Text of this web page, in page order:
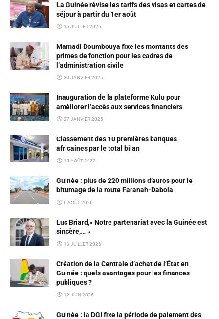
La Guinée révise les tarifs des visas et cartes de
séjour à partir du 1er août
15 JUILLET 2026
Mamadi Doumbouya fixe les montants des
primes de fonction pour les cadres de
l’administration civile
30 JANVIER 2025
Inauguration de la plateforme Kulu pour
améliorer l’accès aux services financiers
27 JANVIER 2025
Classement des 10 premières banques
africaines par le total bilan
15 AOÛT 2022
Guinée : plus de 220 millions d’euros pour le
bitumage de la route Faranah-Dabola
6 AOÛT 2026
Luc Briard,« Notre partenariat avec la Guinée est
sincère,… »
13 JUILLET 2026
Création de la Centrale d’achat de l’État en
Guinée : quels avantages pour les finances
publiques ?
12 JUIN 2026
Guinée : la DGI fixe la période de paiement des